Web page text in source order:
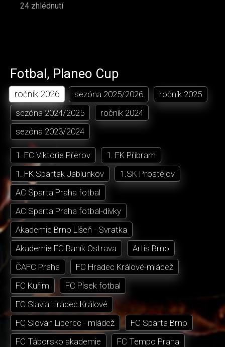
24 zhlédnutí
Fotbal, Planeo Cup
ročník 2026 sezóna 2025/2026 ročník 2025
sezóna 2024/2025 ročník 2024
sezóna 2023/2024
1. FC Viktorie Přerov
1. FK Příbram
1. FK Spartak Jablunkov
1.SK Prostějov
AC Sparta Praha fotbal
AC Sparta Praha fotbal-dívky
Akademie Brno Líšeň - Svratka
Akademie FC Baník Ostrava
Artis Brno
ČAFC Praha
FC Hradec Králové-mládež
FC Kuřim
FC Písek fotbal
FC Slavia Hradec Králové
FC Slovan Liberec - mládež
FC Sparta Brno
FC Táborsko akademie
FC Tempo Praha